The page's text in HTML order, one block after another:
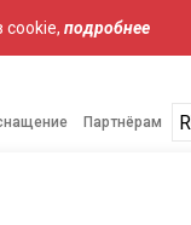
cookie, подробнее
Партнёрам